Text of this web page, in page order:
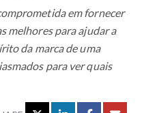
em fornecer
melhores para ajudar a
da marca de uma
para ver quais